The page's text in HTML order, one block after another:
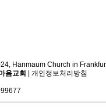
Hanmaum Church in
음교회 | 개인정보처리방침